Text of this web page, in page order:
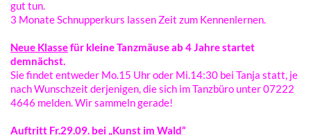
gut tun.
3 Mona­te Schnup­per­kurs lassen Zeit zum Kennenlernen.
Neue Klas­sefür klei­ne Tanz­mäu­se ab 4 Jahre star­tet
demnächst.
Sie findet entwe­der Mo.15 Uhr oder Mi.14:30 bei Tanja statt, je
nach Wunsch­zeit derje­ni­gen, die sich im Tanz­bü­ro unter 07222
4646 melden. Wir sammeln gerade!
Auftritt Fr.29.09. bei „Kunst im Wald“